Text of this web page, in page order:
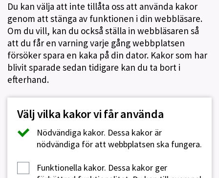
Du kan välja att inte tillåta oss att använda kakor
genom att stänga av funktionen i din webbläsare.
Om du vill, kan du också ställa in webbläsaren så
att du får en varning varje gång webbplatsen
försöker spara en kaka på din dator. Kakor som har
blivit sparade sedan tidigare kan du ta bort i
efterhand.
Välj vilka kakor vi får använda
Nödvändiga kakor. Dessa kakor är
nödvändiga för att webbplatsen ska fungera.
Funktionella kakor. Dessa kakor ger